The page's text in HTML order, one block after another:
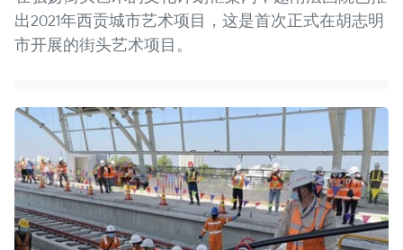
出2021年西贡城市艺术项目，这是首次正式在胡志明
市开展的街头艺术项目。